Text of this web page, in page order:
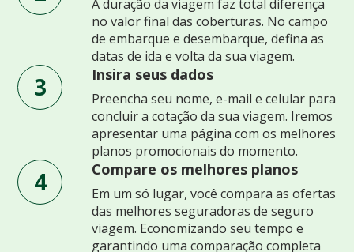
A duração da viagem faz total diferença
no valor final das coberturas. No campo
de embarque e desembarque, defina as
datas de ida e volta da sua viagem.
3 Insira seus dados
Preencha seu nome, e-mail e celular para
concluir a cotação da sua viagem. Iremos
apresentar uma página com os melhores
planos promocionais do momento.
4 Compare os melhores planos
Em um só lugar, você compara as ofertas
das melhores seguradoras de seguro
viagem. Economizando seu tempo e
garantindo uma comparação completa